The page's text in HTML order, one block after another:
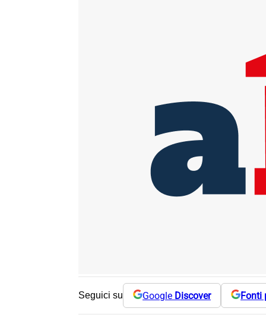
Seguici su Google Discover Fonti